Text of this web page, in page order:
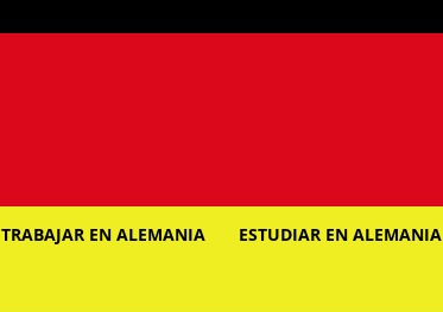
TRABAJAR EN ALEMANIA ESTUDIAR EN ALEMANIA